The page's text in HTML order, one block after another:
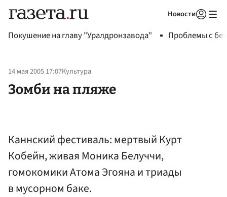
Новости
Покушение на главу "Уралдронзавода" Проблемы с
14 мая 2005 17:07Культура
Зомби на пляже
Каннский фестиваль: мертвый Курт
Кобейн, живая Моника Белуччи,
гомокомики Атома Эгояна и триады
в мусорном баке.